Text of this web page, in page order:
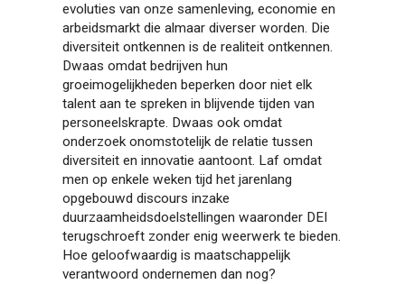
evoluties van onze samenleving, economie en
arbeidsmarkt die almaar diverser worden. Die
diversiteit ontkennen is de realiteit ontkennen.
Dwaas omdat bedrijven hun
groeimogelijkheden beperken door niet elk
talent aan te spreken in blijvende tijden van
personeelskrapte. Dwaas ook omdat
onderzoek onomstotelijk de relatie tussen
diversiteit en innovatie aantoont. Laf omdat
men op enkele weken tijd het jarenlang
opgebouwd discours inzake
duurzaamheidsdoelstellingen waaronder DEI
terugschroeft zonder enig weerwerk te bieden.
Hoe geloofwaardig is maatschappelijk
verantwoord ondernemen dan nog?